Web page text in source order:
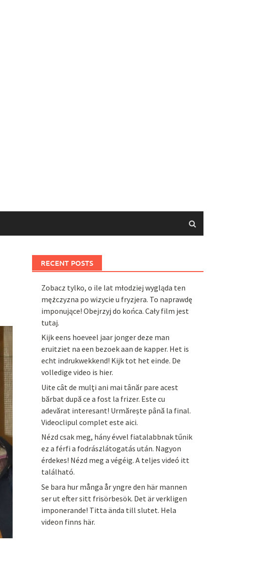
RECENT POSTS
Zobacz tylko, o ile lat młodziej wygląda ten
mężczyzna po wizycie u fryzjera. To naprawdę
imponujące! Obejrzyj do końca. Cały film jest
tutaj.
Kijk eens hoeveel jaar jonger deze man
eruitziet na een bezoek aan de kapper. Het is
echt indrukwekkend! Kijk tot het einde. De
volledige video is hier.
Uite cât de mulți ani mai tânăr pare acest
bărbat după ce a fost la frizer. Este cu
adevărat interesant! Urmărește până la final.
Videoclipul complet este aici.
Nézd csak meg, hány évvel fiatalabbnak tűnik
ez a férfi a fodrászlátogatás után. Nagyon
érdekes! Nézd meg a végéig. A teljes videó itt
található.
Se bara hur många år yngre den här mannen
ser ut efter sitt frisörbesök. Det är verkligen
imponerande! Titta ända till slutet. Hela
videon finns här.